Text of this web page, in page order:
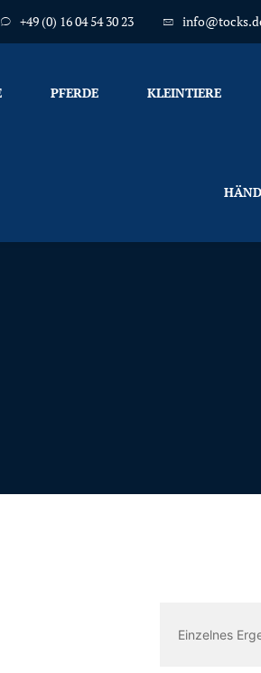
+49 (0) 16 04 54 30 23
PFERDE KLEINTIERE
Einzelnes